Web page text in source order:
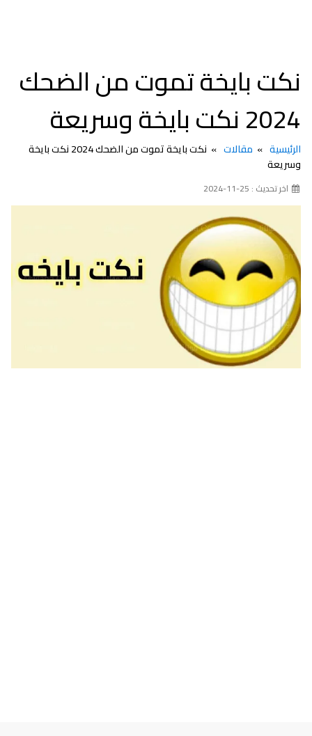
نكت بايخة تموت من الضحك
2024 نكت بايخة وسريعة
الرئيسية مقالات
نكت بايخة تموت من الضحك 2024 نكت بايخة
وسريعة
اخر تحديث : 25-11-2024